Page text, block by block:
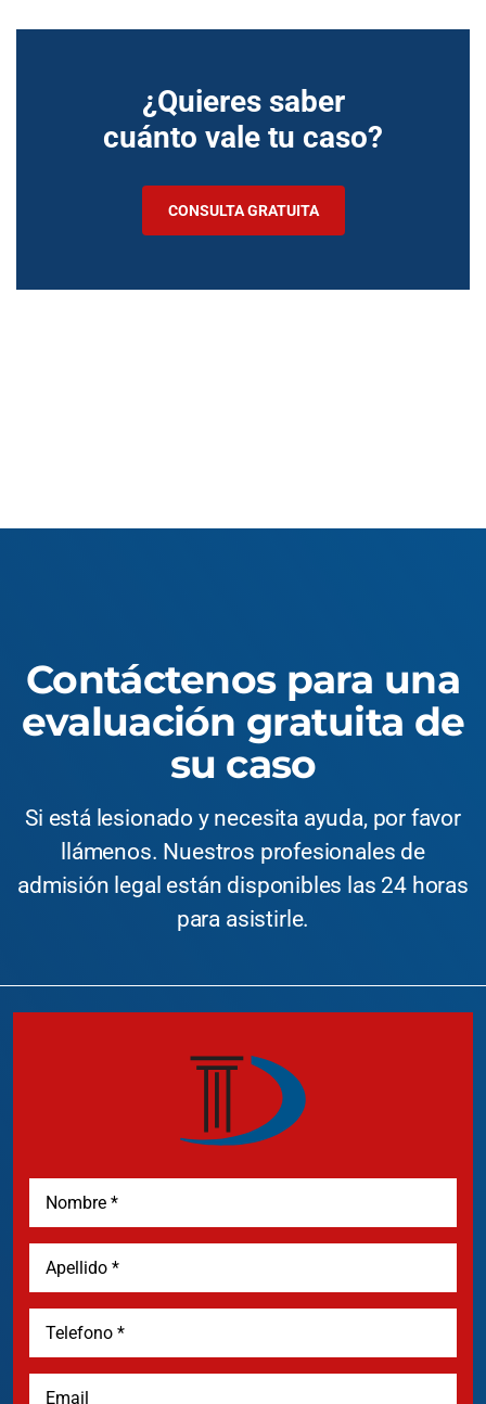
¿Quieres saber
cuánto vale tu caso?
CONSULTA GRATUITA
Contáctenos para una
evaluación gratuita de
su caso
Si está lesionado y necesita ayuda, por favor
llámenos. Nuestros profesionales de
admisión legal están disponibles las 24 horas
para asistirle.